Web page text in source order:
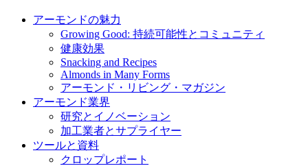
アーモンドの魅力
Growing Good: 持続可能性とコミュニティ
健康効果
Snacking and Recipes
Almonds in Many Forms
アーモンド・リビング・マガジン
アーモンド業界
研究とイノベーション
加工業者とサプライヤー
ツールと資料
クロップレポート